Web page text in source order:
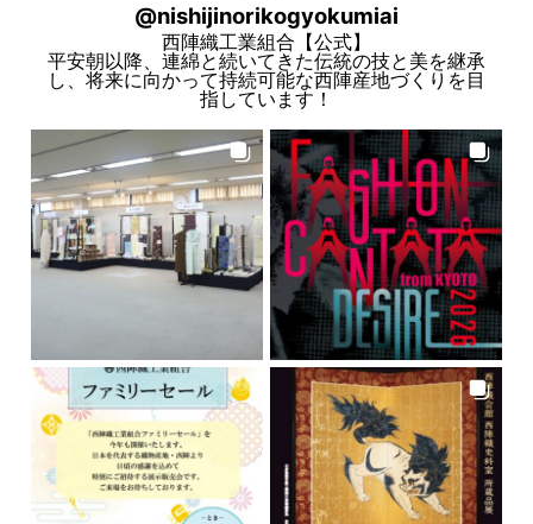
@nishijinorikogyokumiai
西陣織工業組合【公式】
平安朝以降、連綿と続いてきた伝統の技と美を継承
し、将来に向かって持続可能な西陣産地づくりを目
指しています！